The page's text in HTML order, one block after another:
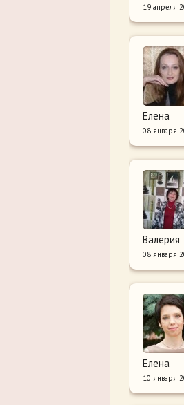
19 апреля
Елена
08 января
Валерия
08 января
Елена
10 января